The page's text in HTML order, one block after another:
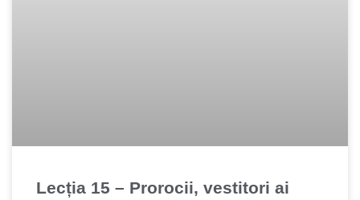
Lecția 15 – Prorocii, vestitori ai